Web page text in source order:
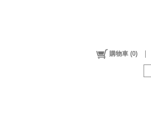
購物車 (0)